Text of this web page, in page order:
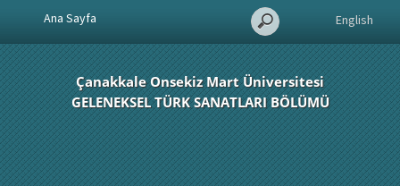
English
Ana Sayfa
Çanakkale Onsekiz Mart Üniversitesi
GELENEKSEL TÜRK SANATLARI BÖLÜMÜ